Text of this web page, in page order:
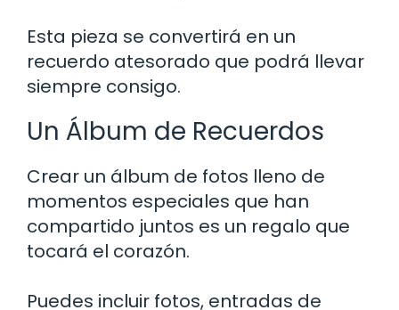
Esta pieza se convertirá en un
recuerdo atesorado que podrá llevar
siempre consigo.
Un Álbum de Recuerdos
Crear un álbum de fotos lleno de
momentos especiales que han
compartido juntos es un regalo que
tocará el corazón.
Puedes incluir fotos, entradas de